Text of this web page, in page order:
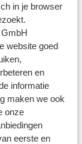
in je browser
website goed
en
informatie
maken we ook
onze
eerste en
circa 144
Grenoble